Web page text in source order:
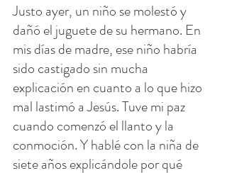
Justo ayer, un niño se molestó y
dañó el juguete de su hermano. En
mis días de madre, ese niño habría
sido castigado sin mucha
explicación en cuanto a lo que hizo
mal lastimó a Jesús. Tuve mi paz
cuando comenzó el llanto y la
conmoción. Y hablé con la niña de
siete años explicándole por qué